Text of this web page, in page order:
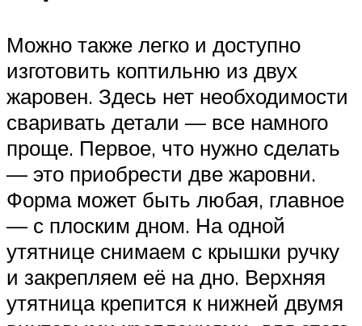
Можно также легко и доступно
изготовить коптильню из двух
жаровен. Здесь нет необходимости
сваривать детали — все намного
проще. Первое, что нужно сделать
— это приобрести две жаровни.
Форма может быть любая, главное
— с плоским дном. На одной
утятнице снимаем с крышки ручку
и закрепляем её на дно. Верхняя
утятница крепится к нижней двумя